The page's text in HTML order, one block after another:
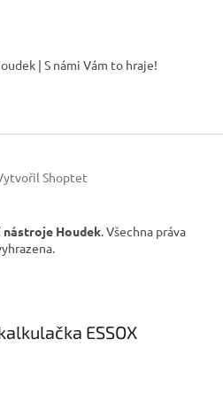
p
y
ý
s
u
í | S námi Vám to hraje!
Shoptet
nástroje Houdek. Všechna práva
ESSOX